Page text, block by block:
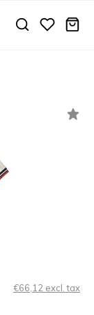
€66,12 excl. tax